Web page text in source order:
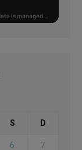
S D
6 7